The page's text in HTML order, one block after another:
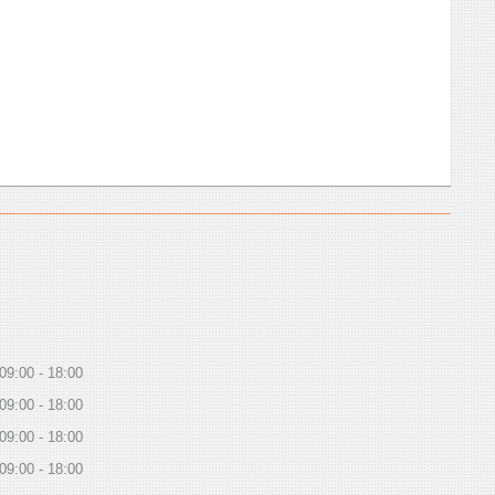
09:00
18:00
09:00
18:00
09:00
18:00
09:00
18:00